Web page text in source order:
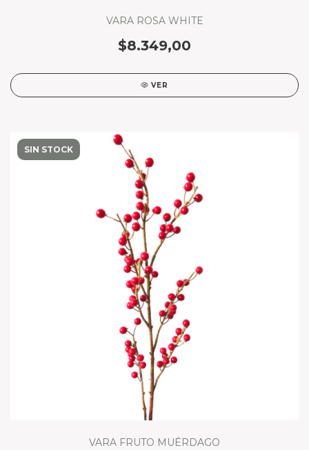
VARA ROSA WHITE
$8.349,00
VER
SIN STOCK
VARA FRUTO MUÉRDAGO